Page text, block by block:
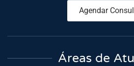
Agendar
Áreas de